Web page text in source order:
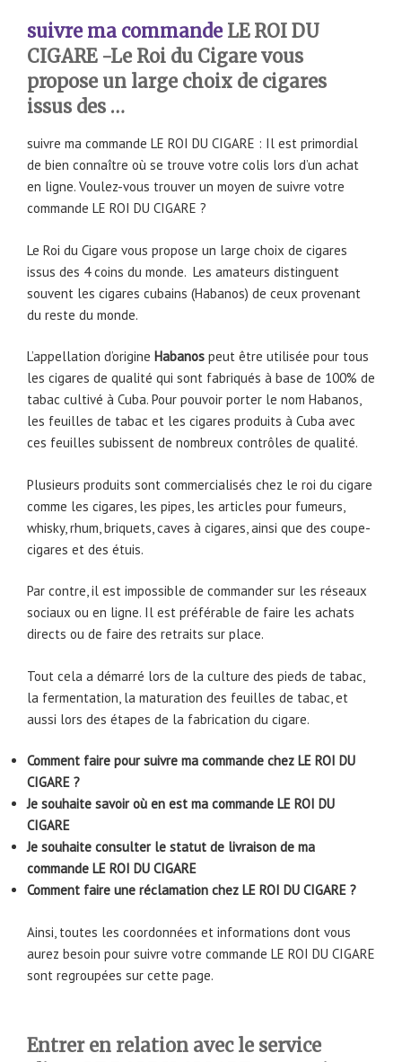
suivre ma commandeLE ROI DU
CIGARE -Le Roi du Cigare vous
propose un large choix de cigares
issus des …
suivre ma commande LE ROI DU CIGARE : Il est primordial
de bien connaître où se trouve votre colis lors d’un achat
en ligne. Voulez-vous trouver un moyen de suivre votre
commande LE ROI DU CIGARE ?
Le Roi du Cigare vous propose un large choix de cigares
issus des 4 coins du monde. Les amateurs distinguent
souvent les cigares cubains (Habanos) de ceux provenant
du reste du monde.
L’appellation d’origine Habanos peut être utilisée pour tous
les cigares de qualité qui sont fabriqués à base de 100% de
tabac cultivé à Cuba. Pour pouvoir porter le nom Habanos,
les feuilles de tabac et les cigares produits à Cuba avec
ces feuilles subissent de nombreux contrôles de qualité.
Plusieurs produits sont commercialisés chez le roi du cigare
comme les cigares, les pipes, les articles pour fumeurs,
whisky, rhum, briquets, caves à cigares, ainsi que des coupe-
cigares et des étuis.
Par contre, il est impossible de commander sur les réseaux
sociaux ou en ligne. Il est préférable de faire les achats
directs ou de faire des retraits sur place.
Tout cela a démarré lors de la culture des pieds de tabac,
la fermentation, la maturation des feuilles de tabac, et
aussi lors des étapes de la fabrication du cigare.
Comment faire pour suivre ma commande chez LE ROI DU
CIGARE ?
Je souhaite savoir où en est ma commande LE ROI DU
CIGARE
Je souhaite consulter le statut de livraison de ma
commande LE ROI DU CIGARE
Comment faire une réclamation chez LE ROI DU CIGARE ?
Ainsi, toutes les coordonnées et informations dont vous
aurez besoin pour suivre votre commande LE ROI DU CIGARE
sont regroupées sur cette page.
Entrer en relation avec le service